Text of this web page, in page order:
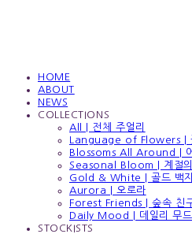
HOME
ABOUT
NEWS
COLLECTIONS
All | 전체 주얼리
Language of Flowers |
Blossoms All Around |
Seasonal Bloom | 계절
Gold & White | 골드 백
Aurora | 오로라
Forest Friends | 숲속 친
Daily Mood | 데일리 무드
STOCKISTS